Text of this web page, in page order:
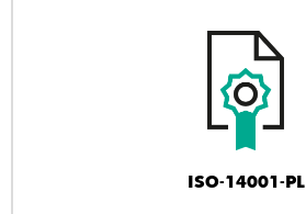
ISO-14001-PL